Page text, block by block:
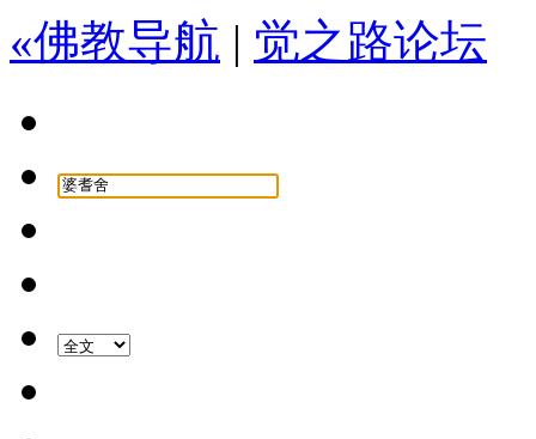
«佛教导航 | 觉之路论坛